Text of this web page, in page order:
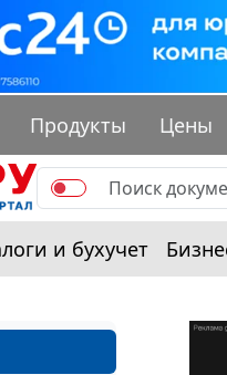
Продукты Цены
и бухучет